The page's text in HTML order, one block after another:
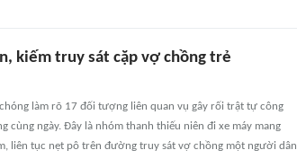
kiếm truy sát cặp vợ chồng trẻ
làm rõ 17 đối tượng liên quan vụ gây rối trật tự công
cùng ngày. Đây là nhóm thanh thiếu niên đi xe máy mang
liên tục nẹt pô trên đường truy sát vợ chồng một người dân